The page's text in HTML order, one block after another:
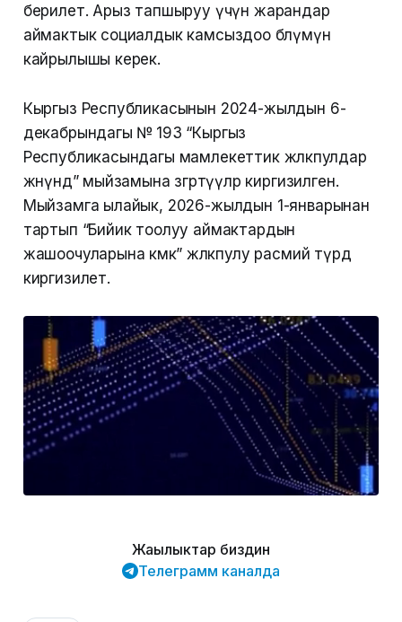
берилет. Арыз тапшыруу үчүн жарандар
аймактык социалдык камсыздоо бөлүмүнө
кайрылышы керек.
Кыргыз Республикасынын 2024-жылдын 6-
декабрындагы № 193 “Кыргыз
Республикасындагы мамлекеттик жөлөкпулдар
жөнүндө” мыйзамына өзгөртүүлөр киргизилген.
Мыйзамга ылайык, 2026-жылдын 1-январынан
тартып “Бийик тоолуу аймактардын
жашоочуларына көмөк” жөлөкпулу расмий түрдө
киргизилет.
Жаңылыктар биздин
Телеграмм каналда